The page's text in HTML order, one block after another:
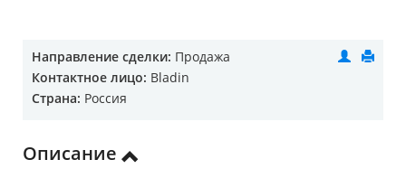
Направление сделки: Продажа
Контактное лицо: Bladin
Страна: Россия
Описание